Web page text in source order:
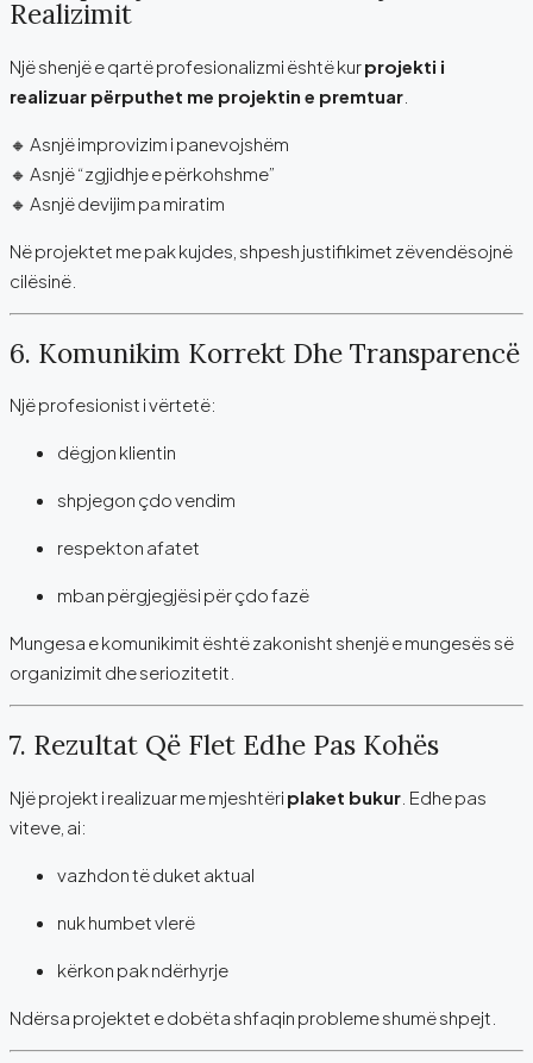
Realizimit
Një shenjë e qartë profesionalizmi është kurprojekti i
realizuar përputhet me projektin e premtuar
🔸 Asnjë improvizim i panevojshëm
🔸 Asnjë “zgjidhje e përkohshme”
🔸 Asnjë devijim pa miratim
Në projektet me pak kujdes, shpesh justifikimet zëvendësojnë
cilësinë.
6. Komunikim Korrekt Dhe Transparencë
Një profesionist i vërtetë:
dëgjon klientin
shpjegon çdo vendim
respekton afatet
mban përgjegjësi për çdo fazë
Mungesa e komunikimit është zakonisht shenjë e mungesës së
organizimit dhe seriozitetit.
7. Rezultat Që Flet Edhe Pas Kohës
Një projekt i realizuar me mjeshtëri plaket bukur . Edhe pas
viteve, ai:
vazhdon të duket aktual
nuk humbet vlerë
kërkon pak ndërhyrje
Ndërsa projektet e dobëta shfaqin probleme shumë shpejt.